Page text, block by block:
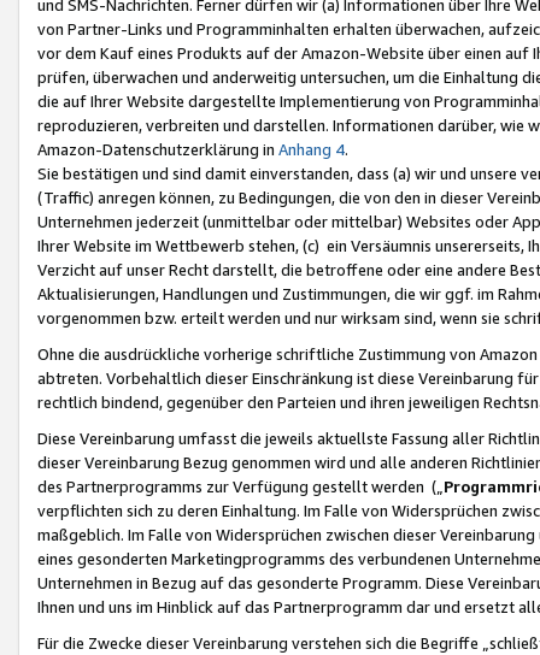
und SMS-Nachrichten. Ferner dürfen wir (a) Informationen über Ihre
von Partner-Links und Programminhalten erhalten überwachen,
vor dem Kauf eines Produkts auf der Amazon-Website über einen
prüfen, überwachen und anderweitig untersuchen, um die Einhaltung
die auf Ihrer Website dargestellte Implementierung von
reproduzieren, verbreiten und darstellen. Informationen darüber, wie
Amazon-Datenschutzerklärung in Anhang 4.
Sie bestätigen und sind damit einverstanden, dass (a) wir und
(Traffic) anregen können, zu Bedingungen, die von den in dieser
Unternehmen jederzeit (unmittelbar oder mittelbar) Websites oder
Ihrer Website im Wettbewerb stehen, (c) ein Versäumnis unsererseits,
Verzicht auf unser Recht darstellt, die betroffene oder eine andere
Aktualisierungen, Handlungen und Zustimmungen, die wir ggf. im
vorgenommen bzw. erteilt werden und nur wirksam sind, wenn sie
Ohne die ausdrückliche vorherige schriftliche Zustimmung von
abtreten. Vorbehaltlich dieser Einschränkung ist diese Vereinbarung
rechtlich bindend, gegenüber den Parteien und ihren jeweiligen
Diese Vereinbarung umfasst die jeweils aktuellste Fassung aller
dieser Vereinbarung Bezug genommen wird und alle anderen
des Partnerprogramms zur Verfügung gestellt werden („
verpflichten sich zu deren Einhaltung. Im Falle von Widersprüchen
maßgeblich. Im Falle von Widersprüchen zwischen dieser
eines gesonderten Marketingprogramms des verbundenen
Unternehmen in Bezug auf das gesonderte Programm. Diese
Ihnen und uns im Hinblick auf das Partnerprogramm dar und ersetzt
Für die Zwecke dieser Vereinbarung verstehen sich die Begriffe